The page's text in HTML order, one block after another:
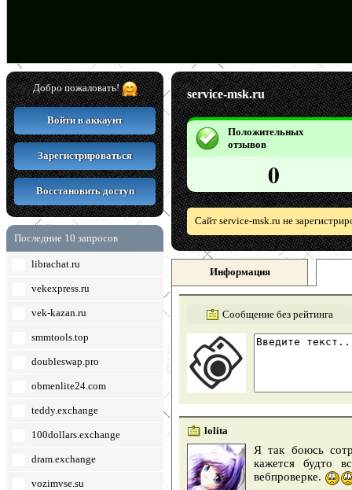
Добро пожаловать!
Войти в аккаунт
Зарегистрироваться
Восстановить доступ
Последние 10 запросов
librachat.ru
vekexpress.ru
vek-kazan.ru
smmtools.top
doubleswap.pro
obmenlite24.com
teddy.exchange
100dollars.exchange
dram.exchange
vozimvse.su
service-msk.ru
Положительных
отзывов
0
Сайт service-msk.ru не
Информация
Сообщение без рейтинга
lolita
Я так боюсь
кажется будто
вебпроверке.